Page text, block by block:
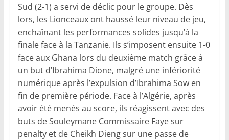
Sud (2-1) a servi de déclic pour le groupe. Dès
lors, les Lionceaux ont haussé leur niveau de jeu,
enchaînant les performances solides jusqu’à la
finale face à la Tanzanie. Ils s’imposent ensuite 1-0
face aux Ghana lors du deuxième match grâce à
un but d’Ibrahima Dione, malgré une infériorité
numérique après l’expulsion d’Ibrahima Sow en
fin de première période. Face à l’Algérie, après
avoir été menés au score, ils réagissent avec des
buts de Souleymane Commissaire Faye sur
penalty et de Cheikh Dieng sur une passe de